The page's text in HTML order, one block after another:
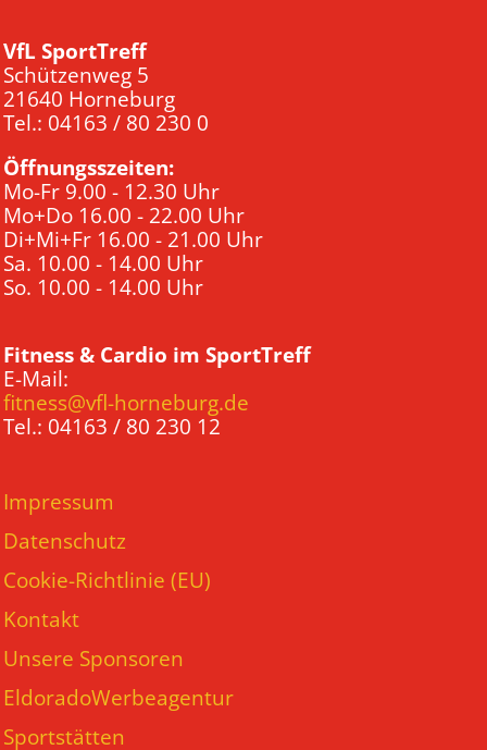
VfL SportTreff
Schützenweg 5
21640 Horneburg
Tel.: 04163 / 80 230 0
Öffnungsszeiten:
Mo-Fr 9.00 - 12.30 Uhr
Mo+Do 16.00 - 22.00 Uhr
Di+Mi+Fr 16.00 - 21.00 Uhr
Sa. 10.00 - 14.00 Uhr
So. 10.00 - 14.00 Uhr
Fitness & Cardio im SportTreff
E-Mail:
fitness@vfl-horneburg.de
Tel.: 04163 / 80 230 12
Impressum
Datenschutz
Cookie-Richtlinie (EU)
Kontakt
Unsere Sponsoren
EldoradoWerbeagentur
Sportstätten